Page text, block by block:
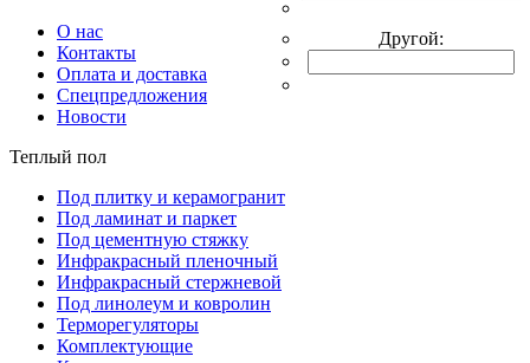
Другой:
О нас
Контакты
Оплата и доставка
Спецпредложения
Новости
Теплый пол
Под плитку и керамогранит
Под ламинат и паркет
Под цементную стяжку
Инфракрасный пленочный
Инфракрасный стержневой
Под линолеум и ковролин
Терморегуляторы
Комплектующие